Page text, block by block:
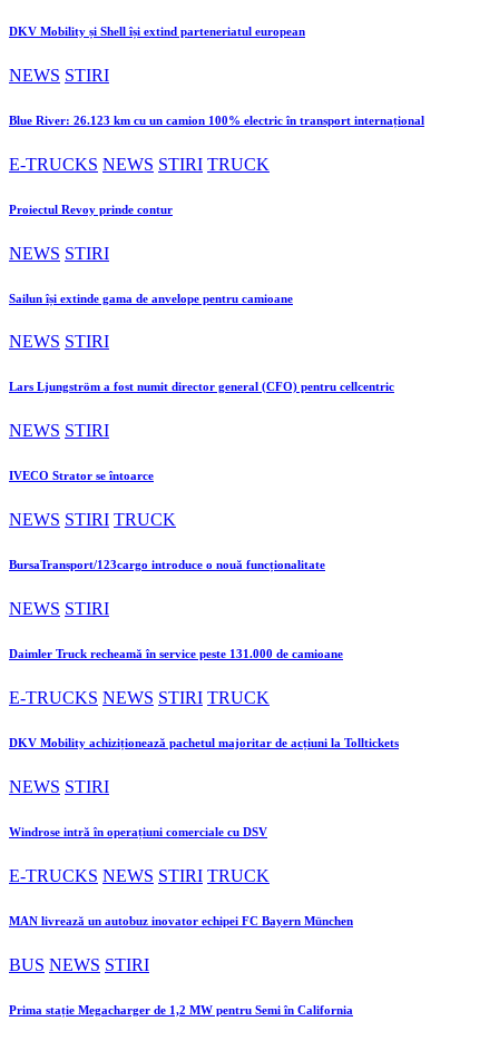
DKV Mobility și Shell își extind parteneriatul european
NEWS STIRI
Blue River: 26.123 km cu un camion 100% electric în transport internațional
E-TRUCKS NEWS STIRI TRUCK
Proiectul Revoy prinde contur
NEWS STIRI
Sailun își extinde gama de anvelope pentru camioane
NEWS STIRI
Lars Ljungström a fost numit director general (CFO) pentru cellcentric
NEWS STIRI
IVECO Strator se întoarce
NEWS STIRI TRUCK
BursaTransport/123cargo introduce o nouă funcționalitate
NEWS STIRI
Daimler Truck recheamă în service peste 131.000 de camioane
E-TRUCKS NEWS STIRI TRUCK
DKV Mobility achiziționează pachetul majoritar de acțiuni la Tolltickets
NEWS STIRI
Windrose intră în operațiuni comerciale cu DSV
E-TRUCKS NEWS STIRI TRUCK
MAN livrează un autobuz inovator echipei FC Bayern München
BUS NEWS STIRI
Prima stație Megacharger de 1,2 MW pentru Semi în California